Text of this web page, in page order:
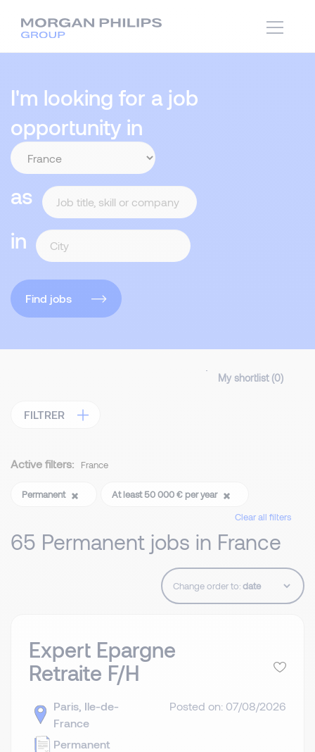
I'm looking for a job
opportunity in
as
in
Find jobs
My shortlist (0)
FILTRER
Active filters: France
Permanent
At least 50 000 € per year
Clear all filters
65 Permanent jobs in France
Change order to:
Expert Epargne
Retraite F/H
Paris, Ile-de-
France
Permanent
Posted on: 07/08/2026